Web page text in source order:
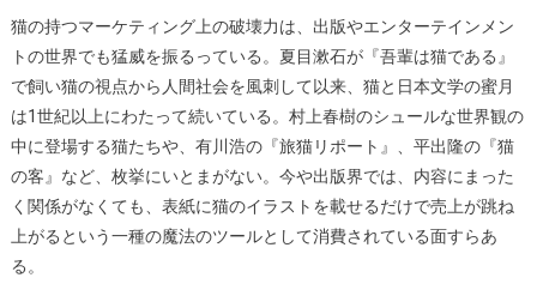
猫の持つマーケティング上の破壊力は、出版やエンターテインメン
トの世界でも猛威を振るっている。夏目漱石が『吾輩は猫である』
で飼い猫の視点から人間社会を風刺して以来、猫と日本文学の蜜月
は1世紀以上にわたって続いている。村上春樹のシュールな世界観の
中に登場する猫たちや、有川浩の『旅猫リポート』、平出隆の『猫
の客』など、枚挙にいとまがない。今や出版界では、内容にまった
く関係がなくても、表紙に猫のイラストを載せるだけで売上が跳ね
上がるという一種の魔法のツールとして消費されている面すらあ
る。